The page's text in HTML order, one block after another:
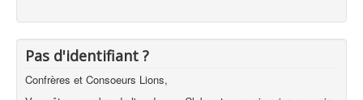
Pas d'identifiant ?
Confrères et Consoeurs Lions,